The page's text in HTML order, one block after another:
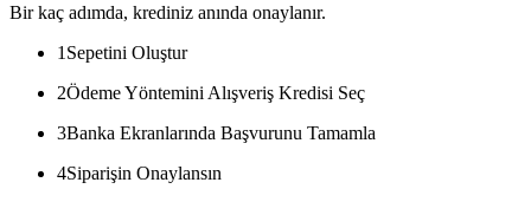
Bir kaç adımda, krediniz anında onaylanır.
1 Sepetini Oluştur
2Ödeme Yöntemini Alışveriş Kredisi Seç
3Banka Ekranlarında Başvurunu Tamamla
4Siparişin Onaylansın